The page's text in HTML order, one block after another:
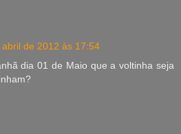
de 2012 às 17:54
dia 01 de Maio que a voltinha seja